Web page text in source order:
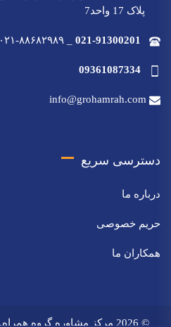
پلاک 17 واحد7
021-91300201 ۰۲۱-۸۸۶۸۲۹۸۹
09361087334
info@grohamrah.com
دسترسی سریع
درباره ما
حریم خصوصی
همکاران ما
© 2026 مرکز مشاوره گروه همراه. تمامی حقوق محفوظ است